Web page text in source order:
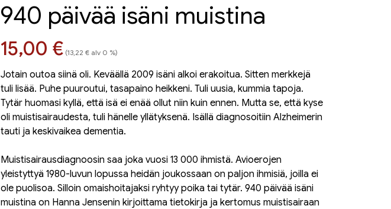
940 päivää isäni muistina
Hinta nyt
15,00 € (13,22 € alv 0 %)
Jotain outoa siinä oli. Keväällä 2009 isäni alkoi erakoitua. Sitten merkkejä
tuli lisää. Puhe puuroutui, tasapaino heikkeni. Tuli uusia, kummia tapoja.
Tytär huomasi kyllä, että isä ei enää ollut niin kuin ennen. Mutta se, että kyse
oli muistisairaudesta, tuli hänelle yllätyksenä. Isällä diagnosoitiin Alzheimerin
tauti ja keskivaikea dementia.
Muistisairausdiagnoosin saa joka vuosi 13 000 ihmistä. Avioerojen
yleistyttyä 1980-luvun lopussa heidän joukossaan on paljon ihmisiä, joilla ei
ole puolisoa. Silloin omaishoitajaksi ryhtyy poika tai tytär. 940 päivää isäni
muistina on Hanna Jensenin kirjoittama tietokirja ja kertomus muistisairaan